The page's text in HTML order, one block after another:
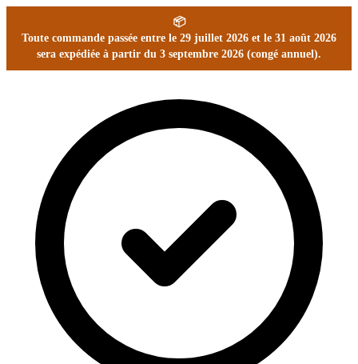
📦
Toute commande passée entre le 29 juillet 2026 et le 31 août 2026
sera expédiée à partir du 3 septembre 2026 (congé annuel).